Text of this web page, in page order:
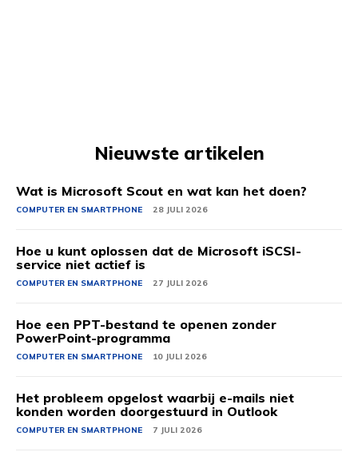
Nieuwste artikelen
Wat is Microsoft Scout en wat kan het doen?
COMPUTER EN SMARTPHONE 28 JULI 2026
Hoe u kunt oplossen dat de Microsoft iSCSI-
service niet actief is
COMPUTER EN SMARTPHONE 27 JULI 2026
Hoe een PPT-bestand te openen zonder
PowerPoint-programma
COMPUTER EN SMARTPHONE 10 JULI 2026
Het probleem opgelost waarbij e-mails niet
konden worden doorgestuurd in Outlook
COMPUTER EN SMARTPHONE 7 JULI 2026